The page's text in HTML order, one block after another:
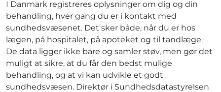
I Danmark registreres oplysninger om dig og din
behandling, hver gang du er i kontakt med
sundhedsvæsenet. Det sker både, når du er hos
lægen, på hospitalet, på apoteket og til tandlæge.
De data ligger ikke bare og samler støv, men gør det
muligt at sikre, at du får den bedst mulige
behandling, og at vi kan udvikle et godt
sundhedsvæsen. Direktør i Sundhedsdatastyrelsen